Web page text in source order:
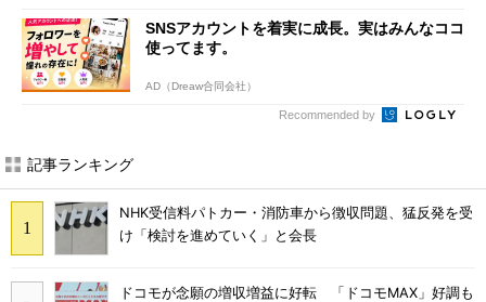
SNSアカウントを着実に成長。実はみんなココ
使ってます。
AD（Dreaw合同会社）
Recommended by
記事ランキング
NHK受信料パトカー・消防車から徴収問題、猛反発を受
け「検討を進めていく」と会長
ドコモが念願の増収増益に好転 「ドコモMAX」好調も